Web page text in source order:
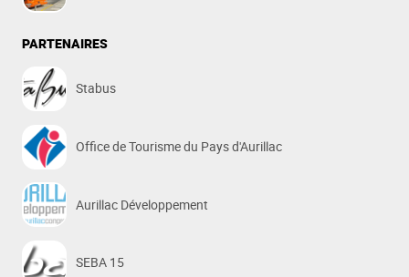
PARTENAIRES
Stabus
Office de Tourisme du Pays d'Aurillac
Aurillac Développement
SEBA 15